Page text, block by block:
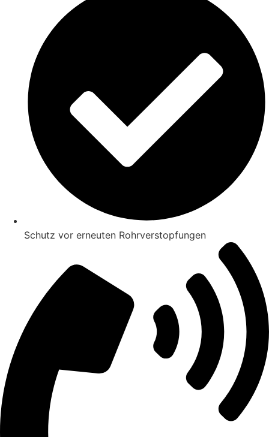
Schutz vor erneuten Rohrverstopfungen